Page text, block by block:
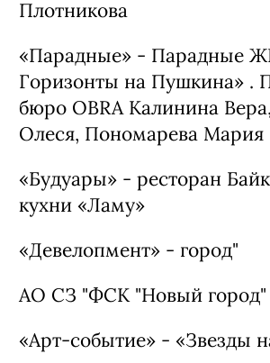
«Ландшафтный дизайн» -
«Ландшафтный дизайн» -
«Скандинавия», ГК
FUNNYBUNNY. Дизайнер:
Плотникова
«Парадные» - Парадные
бюро OBRA Калинина Вера,
Олеся, Пономарева Мария